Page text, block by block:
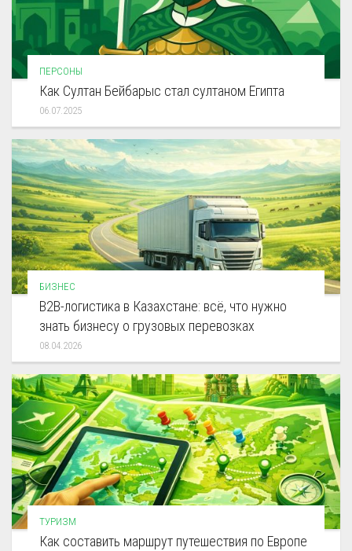
ПЕРСОНЫ
Как Султан Бейбарыс стал султаном Египта
06.07.2025
БИЗНЕС
B2B-логистика в Казахстане: всё, что нужно
знать бизнесу о грузовых перевозках
08.04.2026
ТУРИЗМ
Как составить маршрут путешествия по Европе